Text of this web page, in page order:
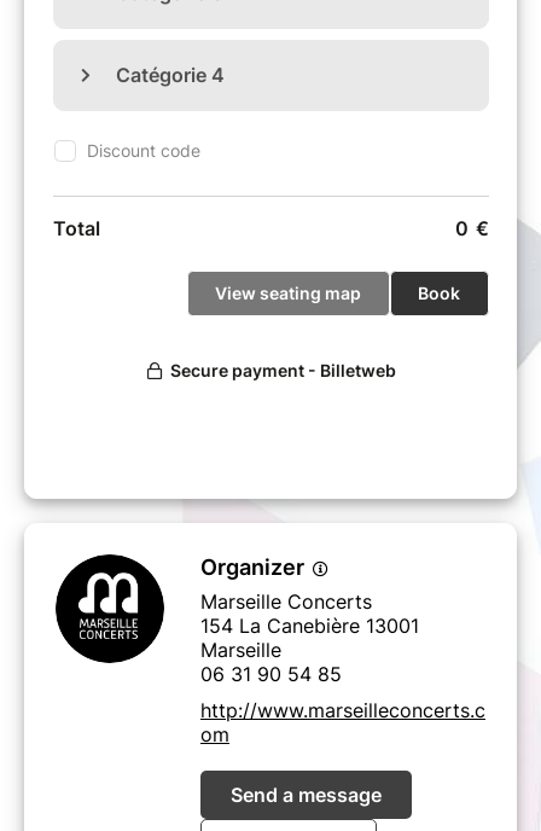
Organizer
Marseille Concerts
154 La Canebière 13001
Marseille
06 31 90 54 85
http://www.marseilleconcerts.c
om
Send a message